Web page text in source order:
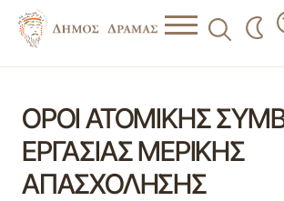
ΟΡΟΙ ΑΤΟΜΙΚΗΣ
ΕΡΓΑΣΙΑΣ ΜΕΡΙΚΗΣ
ΑΠΑΣΧΟΛΗΣΗΣ